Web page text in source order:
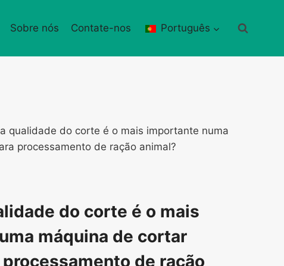
Sobre nós Contate-nos Português
qualidade do corte é o mais importante numa
processamento de ração animal?
do corte é o mais
máquina de cortar
de ração